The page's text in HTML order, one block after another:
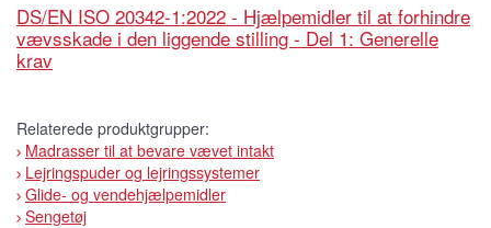
DS/EN ISO 20342-1:2022 - Hjælpemidler til at forhindre
vævsskade i den liggende stilling - Del 1: Generelle
krav
Relaterede produktgrupper:
Madrasser til at bevare vævet intakt
Lejringspuder og lejringssystemer
Glide- og vendehjælpemidler
Sengetøj